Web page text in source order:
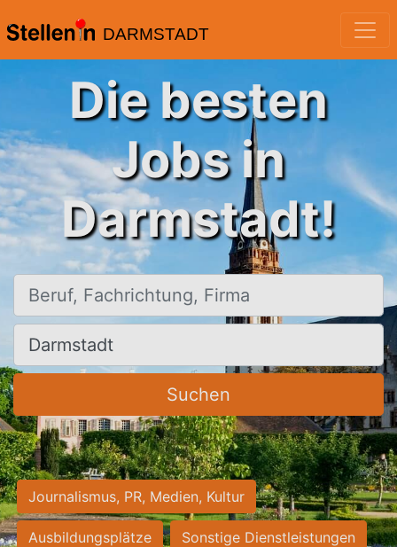
DARMSTADT
Die besten
Jobs in
Darmstadt!
Beruf, Fachrichtung, Firma
Ort, Stadt
Suchen
Journalismus, PR, Medien, Kultur
Ausbildungsplätze Sonstige Dienstleistungen